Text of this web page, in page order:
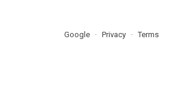
Google Privacy Terms